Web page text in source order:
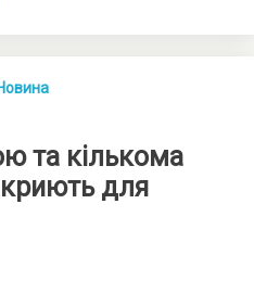
та кількома
для